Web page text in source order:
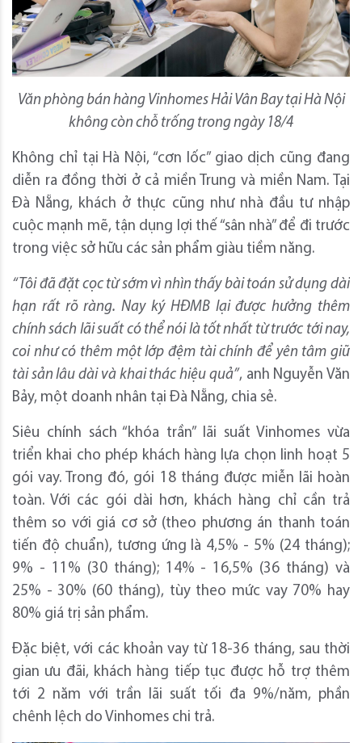
Văn phòng bán hàng Vinhomes Hải Vân Bay tại Hà Nội
không còn chỗ trống trong ngày 18/4
Không chỉ tại Hà Nội, “cơn lốc” giao dịch cũng đang
diễn ra đồng thời ở cả miền Trung và miền Nam. Tại
Đà Nẵng, khách ở thực cũng như nhà đầu tư nhập
cuộc mạnh mẽ, tận dụng lợi thế “sân nhà” để đi trước
trong việc sở hữu các sản phẩm giàu tiềm năng.
“Tôi đã đặt cọc từ sớm vì nhìn thấy bài toán sử dụng dài
hạn rất rõ ràng. Nay ký HĐMB lại được hưởng thêm
chính sách lãi suất có thể nói là tốt nhất từ trước tới nay,
coi như có thêm một lớp đệm tài chính để yên tâm giữ
tài sản lâu dài và khai thác hiệu quả”, anh Nguyễn Văn
Bảy, một doanh nhân tại Đà Nẵng, chia sẻ.
Siêu chính sách “khóa trần” lãi suất Vinhomes vừa
triển khai cho phép khách hàng lựa chọn linh hoạt 5
gói vay. Trong đó, gói 18 tháng được miễn lãi hoàn
toàn. Với các gói dài hơn, khách hàng chỉ cần trả
thêm so với giá cơ sở (theo phương án thanh toán
tiến độ chuẩn), tương ứng là 4,5% - 5% (24 tháng);
9% - 11% (30 tháng); 14% - 16,5% (36 tháng) và
25% - 30% (60 tháng), tùy theo mức vay 70% hay
80% giá trị sản phẩm.
Đặc biệt, với các khoản vay từ 18-36 tháng, sau thời
gian ưu đãi, khách hàng tiếp tục được hỗ trợ thêm
tới 2 năm với trần lãi suất tối đa 9%/năm, phần
chênh lệch do Vinhomes chi trả.